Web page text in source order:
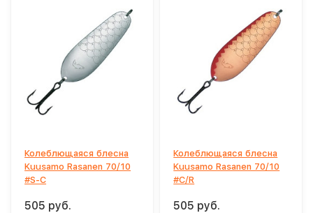
Колеблющаяся блесна
Kuusamo Rasanen 70/10
#S-C
505 руб.
Колеблющаяся блесна
Kuusamo Rasanen 70/10
#C/R
505 руб.